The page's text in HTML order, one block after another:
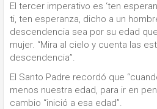
El tercer imperativo es ‘ten
ti, ten esperanza, dicho a un
descendencia sea por su edad
mujer. “Mira al cielo y cuenta las
descendencia”.
El Santo Padre recordó que
menos nuestra edad, para ir en
cambio “inició a esa edad”.